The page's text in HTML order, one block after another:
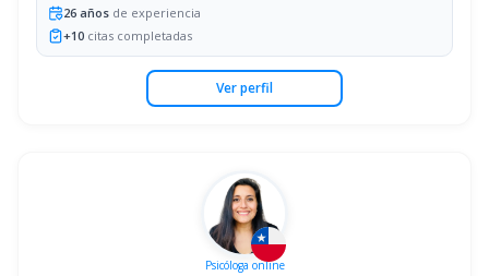
26 años de experiencia
+10 citas completadas
Ver perfil
Psicóloga online